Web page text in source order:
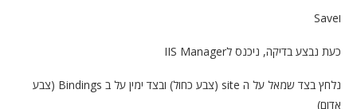
וSave
כעת נבצע בדיקה, ניכנס לIIS Manager
נלחץ בצד שמאל על ה site (צבע כחול) ובצד ימין על ב Bindings (צבע
אדום)